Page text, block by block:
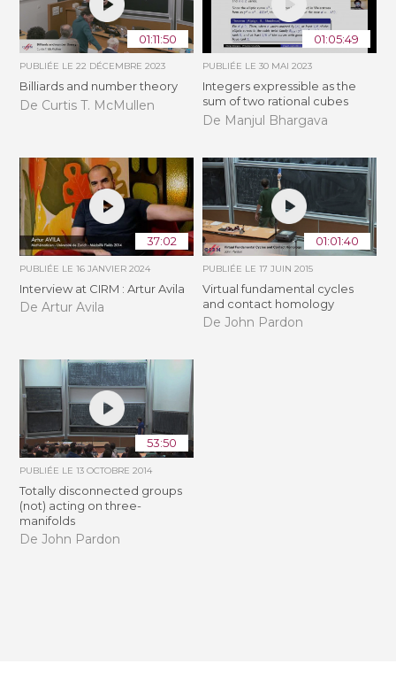
01:11:50
PUBLIÉE LE22 DÉCEMBRE 2023
Billiards and number theory
De Curtis T. McMullen
01:05:49
PUBLIÉE LE 30 MAI 2023
Integers expressible as the
sum of two rational cubes
De Manjul Bhargava
37:02
PUBLIÉE LE16 JANVIER 2024
Interview at CIRM : Artur Avila
De Artur Avila
01:01:40
PUBLIÉE LE 17 JUIN 2015
Virtual fundamental cycles
and contact homology
De John Pardon
53:50
PUBLIÉE LE13 OCTOBRE 2014
Totally disconnected groups
(not) acting on three-
manifolds
De John Pardon